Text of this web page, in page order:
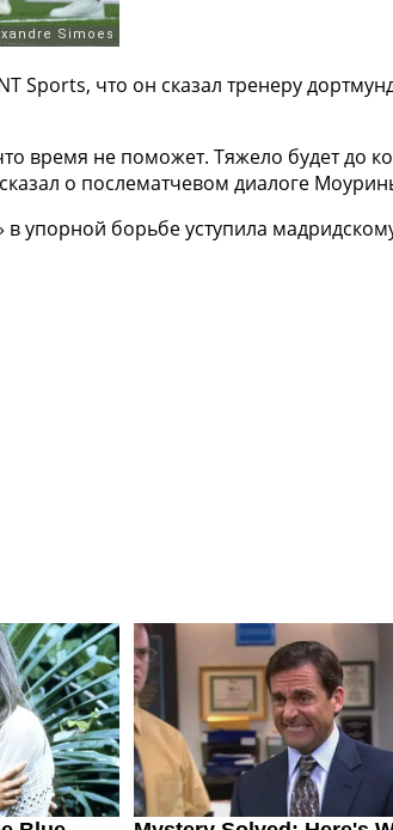
Sports, что он сказал тренеру
время не поможет. Тяжело будет до
о послематчевом диалоге
борьбе уступила